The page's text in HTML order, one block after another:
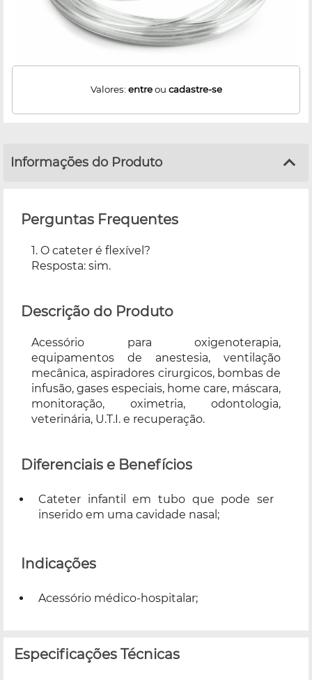
Valores: entreou cadastre-se
Informações do Produto
Perguntas Frequentes
1. O cateter é flexível?
Resposta: sim.
Descrição do Produto
Acessório para oxigenoterapia,
equipamentos de anestesia, ventilação
mecânica, aspiradores cirurgicos, bombas de
infusão, gases especiais, home care, máscara,
monitoração, oximetria, odontologia,
veterinária, U.T.I. e recuperação.
Diferenciais e Benefícios
Cateter infantil em tubo que pode ser
inserido em uma cavidade nasal;
Indicações
Acessório médico-hospitalar;
Especificações Técnicas